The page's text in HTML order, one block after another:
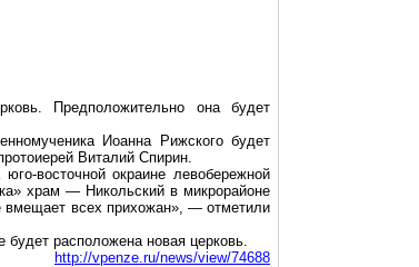
Предположительно она будет
Иоанна Рижского будет
Виталий Спирин.
восточной окраине левобережной
храм — Никольский в микрорайоне
вмещает всех прихожан», — отметили
расположена новая церковь.
http://vpenze.ru/news/view/74688